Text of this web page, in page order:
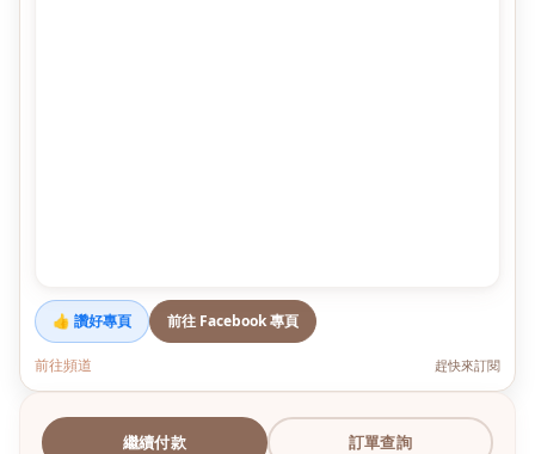
👍 讚好專頁 前往 Facebook 專頁
前往頻道 趕快來訂閱
繼續付款 訂單查詢